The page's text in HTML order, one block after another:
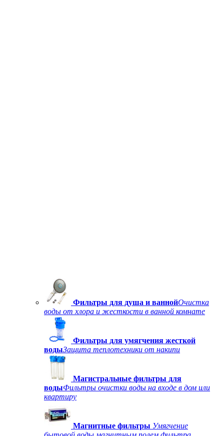
Фильтры для душа и ваннойОчистка
воды от хлора и жесткости в ванной комнате
Фильтры для умягчения жесткой
водыЗащита теплотехники от накипи
Магистральные фильтры для
водыФильтры очистки воды на входе в дом или
квартиру
Магнитные фильтры Умягчение